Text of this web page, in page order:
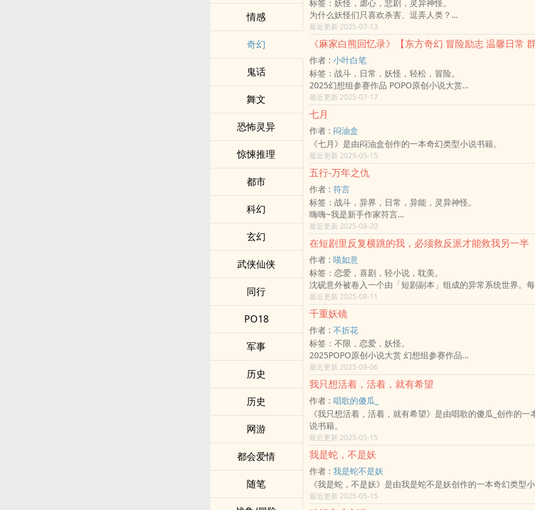
情感
奇幻
鬼话
舞文
恐怖灵异
惊悚推理
都市
科幻
玄幻
武侠仙侠
同行
PO18
军事
历史
历史
网游
都会爱情
随笔
伊芙：宝石蓝的双眼非常美丽，白金色的长发耀眼迷人，稚
想紧紧抱住她。贝利尔家族的千金小姐，个性冷静沉稳、精
力优秀，但其实内心抱有赤子之心，对于有兴趣的事情会想
约瑟：个性冷淡，善于计算规划，行动果断、做事干净俐落
蓝的清爽短发，却有一双神秘的酒红色眼睛，是共和派神秘
共和国有非常强烈的执着。对美好的事物会带着想要保护的
心认为美好的东西都是神所创造出来的礼物，因此对伊芙有
标签：妖怪，虐心，悲剧，灵异神怪。
为什么妖怪们只喜欢杀害、逗弄人类？
因为他们绝对不能动真感情。
一旦动了心，那就是生生世世，
永远的煎熬。
曾经，在日本平安时代，
有着被人们称为十二神将的，可说是最强的式神们。
一千多年前，他们第一次对一名男人动心，却也被折磨至今。
一千多年后，让他们再次动心的女人出现了。
当女人生下女儿时，十二神将无不期待这名女孩可以成为女
让他们可以少心痛几年。
然而，就连神将也逃避不了命运的玩笑，
女孩作为一名凡人，正常的长大了。
面对不同坎坷命运的这对母女，
又将以失去什么作为代价，又能得到什么呢？
最近更新 2025-07-13
《麻家白熊回忆录》【东方奇幻 冒险励志 温馨日常
作者 : 小叶白笔
标签：战斗，日常，妖怪，轻松，冒险。
2025幻想组参赛作品 POPO原创小说大赏
【东方奇幻 冒险励志 温馨日常 群像】
大白熊，一种（在作者人创造出的另外一个平行时空中）与
十八相像、曾经差点灭绝、外表可爱的野生特有种动物。
身为一种具有非凡修行灵根天赋的上古神兽活化石，大白熊
一直以来对其表面上理解的另一种截然不同的生活方式与面
天地之大无奇不有，天地之间到处都是潜心修行的各式各样
看不见也无法到达的野外角落，他们确实存在。
在这样的故事大前提背景下，属于麻家大白熊们的故事，就
幕──
这到底是个怎样的故事呢？先让我为您来点故事简介还有主
很久很久以前，在蜀山山脚下的幻林大白熊复育基地里，住
大白熊粉丝们都相当关注的明星家族。
熊熊爸爸「麻饼」，人类粉丝暱称「麻爸」，性格温和宠妻
儒雅明星熊，专情与顾家属性都极强。
熊熊妈妈「麻糬」，人类粉丝暱称「麻妈」，肤白貌美却因
高冷天仙熊，打野和带崽都很有一套。
熊熊大姐「麻花」，人类粉丝暱称「麻一」，麻家大公主，
爸，几乎完美遗传她爹的所有优点。
从小会撒娇也爱吃醋的甜甜治愈系小淑女，天使微笑迷倒众
一身又颇有群众魅力的天生顶流熊。
熊熊二姐，西蜀霸王。
熊熊三弟，平平无奇。
熊熊四弟「麻枣」，人类粉丝暱称其为「麻四」，外貌随妈
身材高大而一袭白浅，外表清俊、内心细腻聪明善良有爱心
又情绪稳定，常作为基地代表去接待外宾互动合照的吉祥物
后还与青梅竹马的恋熊一同旅居多国，期间诞育多子，回国
休。
白熊麻家，白熊麻家啊，我们是可爱的一家麻姓熊熊！
虽然可爱，但却有各自的熊生烦恼以及困难需要去克服。
而究竟各熊又都拥有哪些不一样的烦恼呢？
敬告各位人类读者们──更多麻家白熊故事，尽在《麻家白熊
欲知后事如何，请见下回分晓！
[回忆录架构与故事内容时间线规划]
第01章 →小说开头：主要角色与部分世界观简介
02-05章→第一部分：说书熊出生前发生过的大事
最近更新 2025-07-17
七月
作者 : 闷油盒
《七月》是由闷油盒创作的一本奇幻类型小说书籍。
最近更新 2025-05-15
五行-万年之仇
作者 : 符言
标签：战斗，异界，日常，异能，灵异神怪。
嗨嗨~我是新手作家符言
这是我写的第一本长篇小说，前前后后也写了近一年，那接
吧~
✿✿✿✿✿
世界由五行所建，光明与黑暗之间，始终维持着微妙的平衡
负面情绪背后，封印万年的黑暗势力，正悄悄蠢动。
传说中，五神为镇压黑暗，将魔王封印于暗界，并留下五行
五族守护
只有花瓣重聚，方能唤醒无限之力
陈煜廷，一个连英文考卷都写不好的平凡高中生，却因一次
玄的异常举动，意外揭开了隐藏的血脉与命运。从天界到暗
神的试炼与魔的阴谋。
面对猜忌与试炼、成长与背叛，他能否夺回五行花瓣，击败
为另一个被命运吞噬的牺牲者？
✿✿✿✿✿
若有任何建议与想法，欢迎留言告诉我呦。
2025/8/20完结
感谢各位愿意停留阅读的读者
最近更新 2025-08-20
在短剧里反复横跳的我，必须救反派才能救我另一半
作者 : 喵如意
标签：恋爱，喜剧，轻小说，耽美。
沈砚意外被卷入一个由「短剧副本」组成的异常系统世界。
情剧、悬疑剧、灾难剧、古装权谋，甚至是错乱的游戏
任务，是「拯救每个副本里必死无疑的反派」。
但这些反派，却都是他失落恋人的「碎片」。
一边与冷血影帝上演合约恋爱，一边与黑帮老大互飙演技；
追查真相，到末日逃亡里以命相护。沈砚不断在狗血剧情中
从崩坏的剧本中，把恋人一块块救回。
只是当剧本开始崩溃、系统产生自我意识，幕后的「第二作
共同创作结局——沈砚才意识到，他真正要面对的，或许不
——重新创造爱的可能。
爱情可以被写下吗？爱人可以被创造回来吗？
这是一场关于爱与剧情、创伤与救赎的多副本冒险，也是一
之间，用尽一切「反复跳跃」的浪漫战斗。
最近更新 2025-08-11
千重妖镜
作者 : 不折花
标签：不限，恋爱，妖怪。
2025POPO原创小说大赏 幻想组参赛作品
他们都身负诅咒，却妄图成为彼此的祝福──
据说当年，前任镜师掌门因故离世，
成了最后一个打倒过妖王的除妖师，
此后三十年，再也没人见过妖王现世。
直到三十年后，
身负妖王诅咒的齐霏霏莫名出现在他们面前。
-
除妖师们告诉齐霏霏，
破解诅咒的唯一办法是找出妖王、除掉妖王。
但是除掉妖王之后呢？
她没有家人、没有记忆，
像是一个与世界失了连系的人。
最近更新 2025-09-06
我只想活着，活着，就有希望
作者 : 唱歌的傻瓜_
《我只想活着，活着，就有希望》是由唱歌的傻瓜_创作的一
说书籍。
最近更新 2025-05-15
我是蛇，不是妖
作者 : 我是蛇不是妖
《我是蛇，不是妖》是由我是蛇不是妖创作的一本奇幻类型
最近更新 2025-05-15